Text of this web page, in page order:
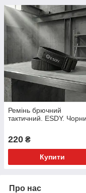
Ремінь брючний
тактичний. ESDY.
220 ₴
Купити
Про нас